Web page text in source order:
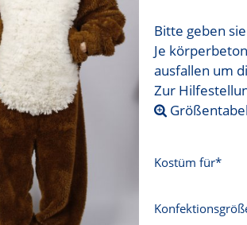
Bitte geben
Je
ausfallen um
Zur
Kostüm für*